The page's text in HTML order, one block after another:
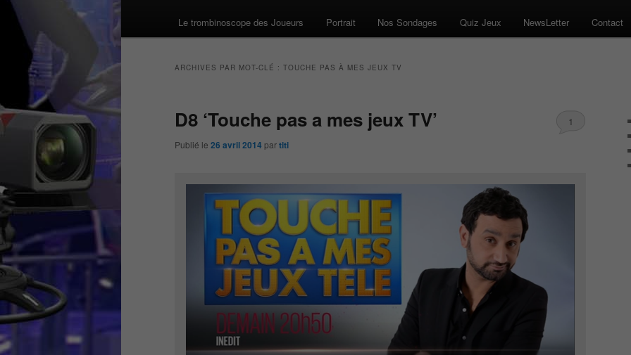
Le trombinoscope des Joueurs Portrait Nos Sondages Quiz Jeux NewsLetter Contact
ARCHIVES PAR MOT-CLÉ : TOUCHE PAS À MES JEUX TV
D8 ‘Touche pas a mes jeux TV’
Publié le 26 avril 2014 partiti
1